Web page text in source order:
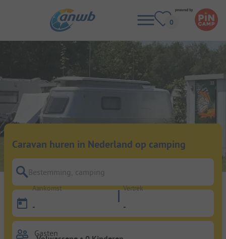
Caravan huren in Nederland op camping
Bestemming, camping
Aankomst
-
Vertrek
-
Gasten